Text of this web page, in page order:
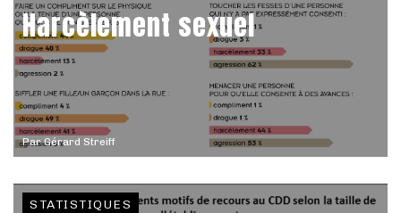
ParGérard Streiff
Harcèlement sexuel
STATISTIQUES